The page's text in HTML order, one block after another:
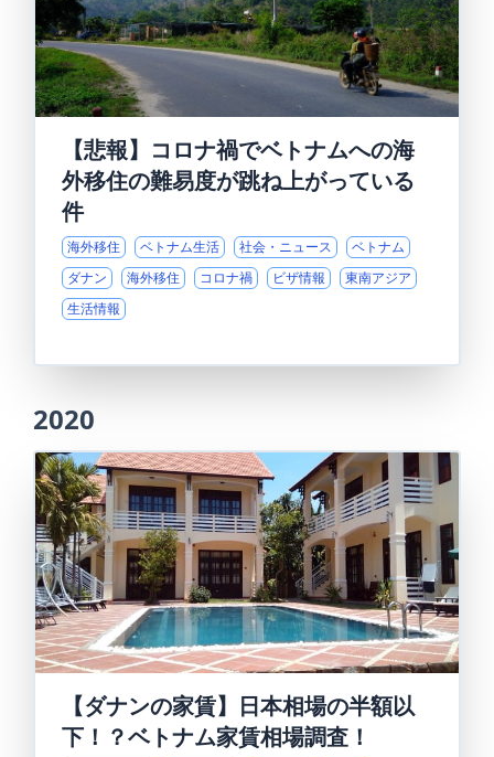
【悲報】コロナ禍でベトナムへの海
外移住の難易度が跳ね上がっている
件
海外移住 ベトナム生活 社会・ニュース
ベトナム
ダナン
海外移住 コロナ禍 ビザ情報
東南アジア
生活情報
2020
【ダナンの家賃】日本相場の半額以
下！？ベトナム家賃相場調査！